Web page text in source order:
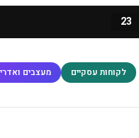
23
לקוחות עסקיים מעצבים